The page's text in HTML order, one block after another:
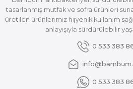
tasarlanmış mutfak ve sofra ürünleri
üretilen ürünlerimiz hijyenik kullanım
anlayışıyla sürdürülebilir
0 533 383
0 533 383